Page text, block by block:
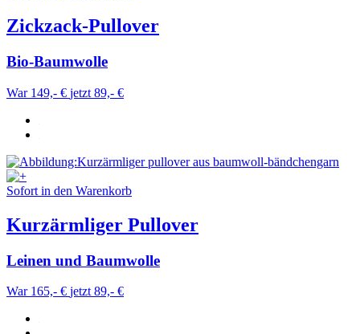
Zickzack-Pullover
Bio-Baumwolle
War 149,- € jetzt 89,- €
Sofort in den Warenkorb
Kurzärmliger Pullover
Leinen und Baumwolle
War 165,- € jetzt 89,- €